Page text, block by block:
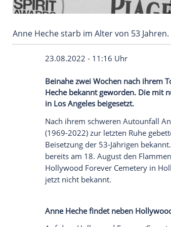
Anne Heche starb im Alter von
23.08.2022 - 11:16 Uhr
Beinahe zwei Wochen
Heche bekannt
in Los Angeles beigesetzt.